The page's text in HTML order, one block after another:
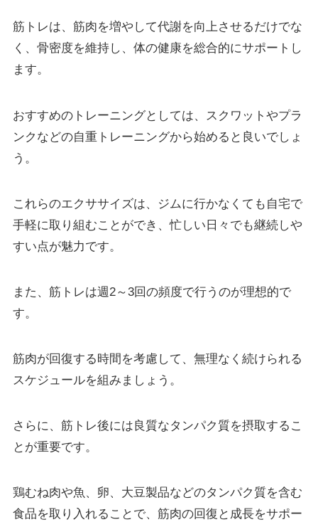
筋トレは、筋肉を増やして代謝を向上させるだけでな
く、骨密度を維持し、体の健康を総合的にサポートし
ます。
おすすめのトレーニングとしては、スクワットやプラ
ンクなどの自重トレーニングから始めると良いでしょ
う。
これらのエクササイズは、ジムに行かなくても自宅で
手軽に取り組むことができ、忙しい日々でも継続しや
すい点が魅力です。
また、筋トレは週2～3回の頻度で行うのが理想的で
す。
筋肉が回復する時間を考慮して、無理なく続けられる
スケジュールを組みましょう。
さらに、筋トレ後には良質なタンパク質を摂取するこ
とが重要です。
鶏むね肉や魚、卵、大豆製品などのタンパク質を含む
食品を取り入れることで、筋肉の回復と成長をサポー